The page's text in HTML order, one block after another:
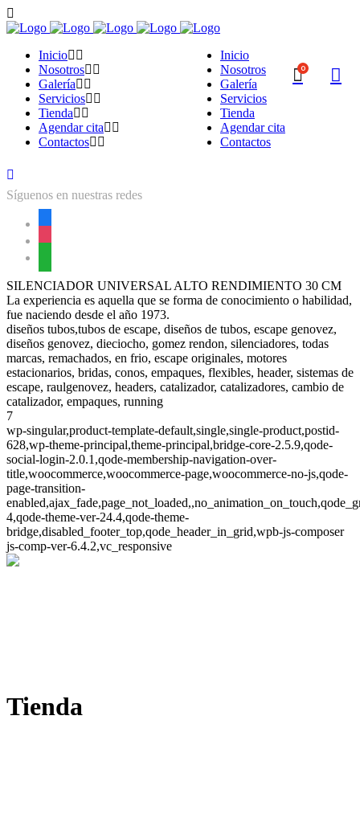
0
Inicio
Nosotros
Galería
Servicios
Tienda
Agendar cita
Contactos
Inicio
Nosotros
Galería
Servicios
Tienda
Agendar cita
Contactos
Síguenos en nuestras redes
SILENCIADOR UNIVERSAL ALTO RENDIMIENTO 30 CM
La experiencia es aquella que se forma de conocimiento o habilidad,
fue naciendo desde el año 1973.
diseños tubos,tubos de escape, diseños de tubos, escape genovez,
diseños genovez, dieciocho, gomez rendon, silenciadores, todas
marcas, remachados, en frio, escape originales, motores
estacionarios, bridas, conos, empaques, flexibles, header, sistemas de
escape, raulgenovez, headers, catalizador, catalizadores, cambio de
catalizador, empaques, running
7
wp-singular,product-template-default,single,single-product,postid-
628,wp-theme-principal,theme-principal,bridge-core-2.5.9,qode-
social-login-2.0.1,qode-membership-navigation-over-
title,woocommerce,woocommerce-page,woocommerce-no-js,qode-
page-transition-
4,qode-theme-ver-24.4,qode-theme-
bridge,disabled_footer_top,qode_header_in_grid,wpb-js-composer
js-comp-ver-6.4.2,vc_responsive
Tienda